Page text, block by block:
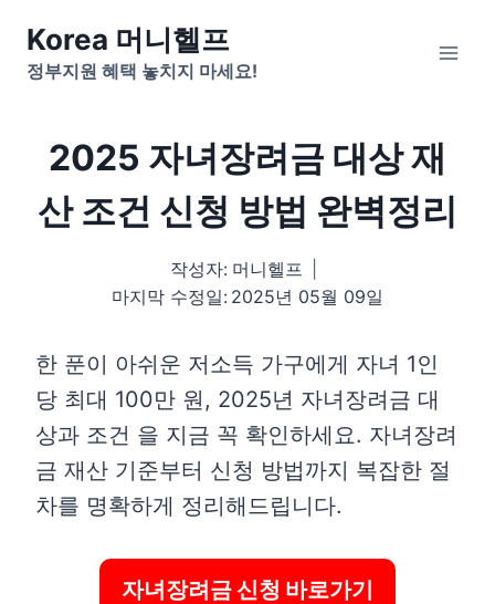
content
Korea 머니헬프
정부지원 혜택 놓치지 마세요!
2025 자녀장려금 대상 재
산 조건 신청 방법 완벽정리
작성자: 머니헬프
마지막 수정일: 2025년 05월 09일
한 푼이 아쉬운 저소득 가구에게 자녀 1인
당 최대 100만 원, 2025년 자녀장려금 대
상과 조건 을 지금 꼭 확인하세요. 자녀장려
금 재산 기준부터 신청 방법까지 복잡한 절
차를 명확하게 정리해드립니다.
자녀장려금 신청 바로가기